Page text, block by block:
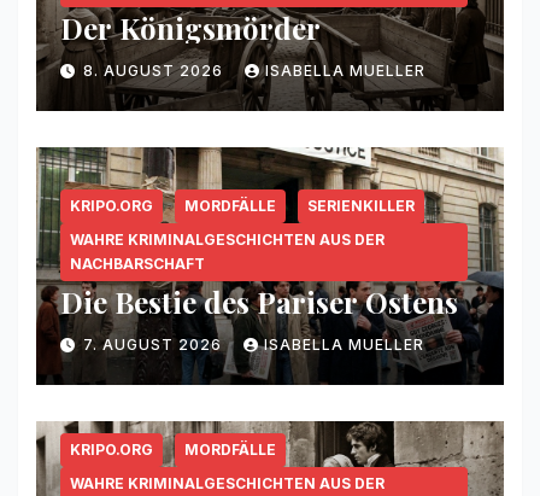
Der Königsmörder
8. AUGUST 2026 ISABELLA MUELLER
KRIPO.ORG MORDFÄLLE
SERIENKILLER
WAHRE KRIMINALGESCHICHTEN AUS DER
NACHBARSCHAFT
Die Bestie des Pariser Ostens
7. AUGUST 2026 ISABELLA MUELLER
KRIPO.ORG
MORDFÄLLE
WAHRE KRIMINALGESCHICHTEN AUS DER